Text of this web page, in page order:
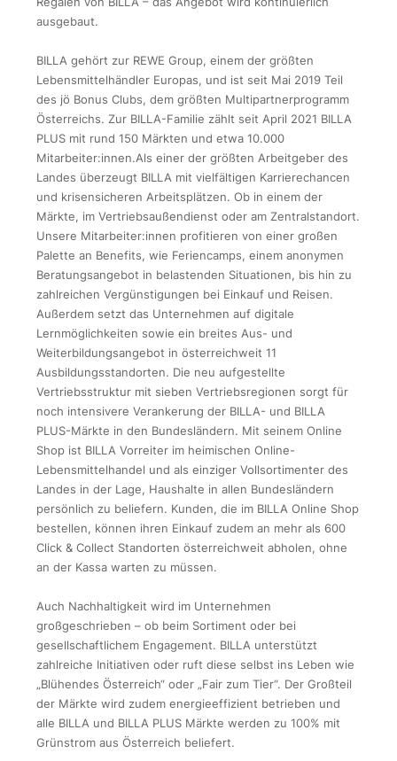
ausgebaut.
BILLA gehört zur REWE Group, einem der größten
Lebensmittelhändler Europas, und ist seit Mai 2019 Teil
des jö Bonus Clubs, dem größten Multipartnerprogramm
Österreichs. Zur BILLA-Familie zählt seit April 2021 BILLA
PLUS mit rund 150 Märkten und etwa 10.000
Mitarbeiter:innen.Als einer der größten Arbeitgeber des
Landes überzeugt BILLA mit vielfältigen Karrierechancen
und krisensicheren Arbeitsplätzen. Ob in einem der
Märkte, im Vertriebsaußendienst oder am Zentralstandort.
Unsere Mitarbeiter:innen profitieren von einer großen
Palette an Benefits, wie Feriencamps, einem anonymen
Beratungsangebot in belastenden Situationen, bis hin zu
zahlreichen Vergünstigungen bei Einkauf und Reisen.
Außerdem setzt das Unternehmen auf digitale
Lernmöglichkeiten sowie ein breites Aus- und
Weiterbildungsangebot in österreichweit 11
Ausbildungsstandorten. Die neu aufgestellte
Vertriebsstruktur mit sieben Vertriebsregionen sorgt für
noch intensivere Verankerung der BILLA- und BILLA
PLUS-Märkte in den Bundesländern. Mit seinem Online
Shop ist BILLA Vorreiter im heimischen Online-
Lebensmittelhandel und als einziger Vollsortimenter des
Landes in der Lage, Haushalte in allen Bundesländern
persönlich zu beliefern. Kunden, die im BILLA Online Shop
bestellen, können ihren Einkauf zudem an mehr als 600
Click & Collect Standorten österreichweit abholen, ohne
an der Kassa warten zu müssen.
Auch Nachhaltigkeit wird im Unternehmen
großgeschrieben – ob beim Sortiment oder bei
gesellschaftlichem Engagement. BILLA unterstützt
zahlreiche Initiativen oder ruft diese selbst ins Leben wie
„Blühendes Österreich“ oder „Fair zum Tier“. Der Großteil
der Märkte wird zudem energieeffizient betrieben und
alle BILLA und BILLA PLUS Märkte werden zu 100% mit
Grünstrom aus Österreich beliefert.